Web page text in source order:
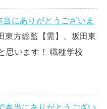
当にありがとうございま
東方総監【需】、坂田東
思います！ 職種学校
本当にありがとうござい